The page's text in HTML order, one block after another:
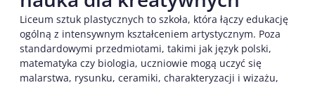
Liceum sztuk plastycznych to szkoła, która łączy edukację
ogólną z intensywnym kształceniem artystycznym. Poza
standardowymi przedmiotami, takimi jak język polski,
matematyka czy biologia, uczniowie mogą uczyć się
malarstwa, rysunku, ceramiki, charakteryzacji i wizażu,